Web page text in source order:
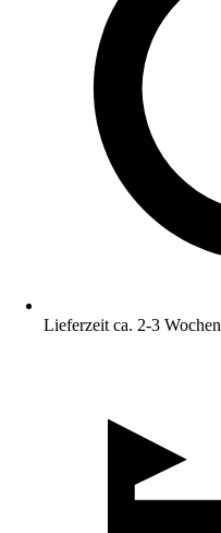
Lieferzeit ca. 2-3 Wochen